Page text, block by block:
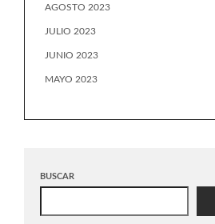
AGOSTO 2023
JULIO 2023
JUNIO 2023
MAYO 2023
BUSCAR